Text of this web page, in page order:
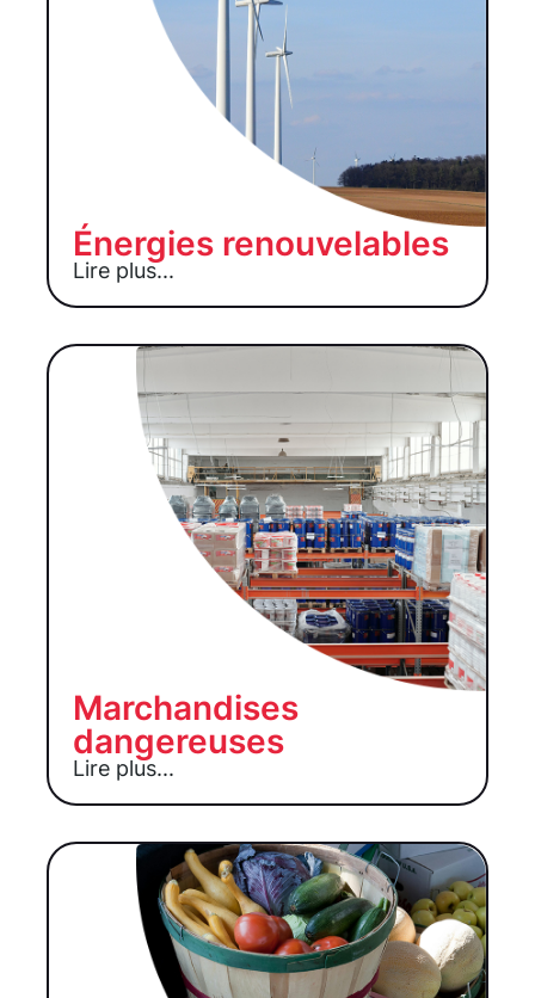
Énergies renouvelables
Lire plus...
Marchandises
dangereuses
Lire plus...